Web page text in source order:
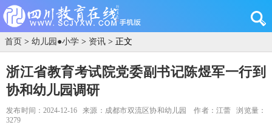
首页 > 幼儿园●小学 > 资讯 > 正文
浙江省教育考试院党委副书记陈煜军一行到
协和幼儿园调研
发布时间：2024-12-16 来源：成都市双流区协和幼儿园 作者：江蕾
浏览量：
3279